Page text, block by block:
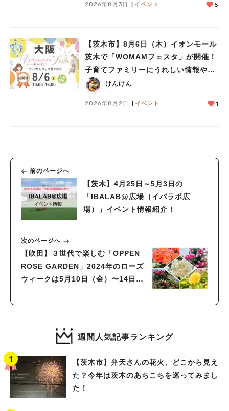
2026年8月3日 イベント 5
【茨木市】8月6日（木）イオンモール
茨木で「WOMAMフェスタ」が開催！
子育てファミリーにうれしい情報やプ
レゼントがいっぱい♪
けんけん
2026年8月2日 イベント 1
前のページへ
【茨木】4月25日～5月3日の
「IBALAB@広場（イバラボ広
場）」イベント情報紹介！
次のページへ
【吹田】３世代で楽しむ「OPPEN
ROSE GARDEN」2024年のローズ
ウィークは5月10日（金）〜14日
週間人気記事ランキング
【茨木市】弁天さんの花火、どこから見え
た？今年は茨木のあちこちを巡ってみまし
た！